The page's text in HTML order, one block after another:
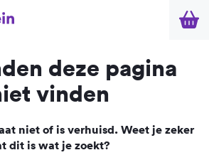
deze pagina
vinden
niet of is verhuisd. Weet je zeker
dit is wat je zoekt?